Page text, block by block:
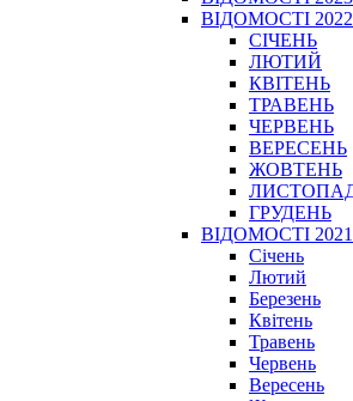
ВІДОМОСТІ 2022
СІЧЕНЬ
ЛЮТИЙ
КВІТЕНЬ
ТРАВЕНЬ
ЧЕРВЕНЬ
ВЕРЕСЕНЬ
ЖОВТЕНЬ
ГРУДЕНЬ
ВІДОМОСТІ 2021
Січень
Лютий
Березень
Квітень
Травень
Червень
Вересень